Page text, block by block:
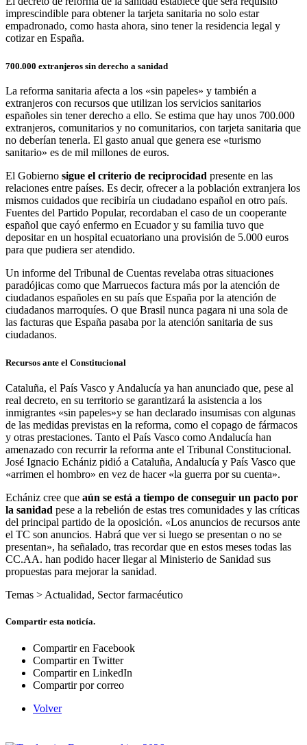
imprescindible para obtener la tarjeta sanitaria no solo estar
empadronado, como hasta ahora, sino tener la residencia legal y
cotizar en España.
700.000 extranjeros sin derecho a sanidad
La reforma sanitaria afecta a los «sin papeles» y también a
extranjeros con recursos que utilizan los servicios sanitarios
españoles sin tener derecho a ello. Se estima que hay unos 700.000
extranjeros, comunitarios y no comunitarios, con tarjeta sanitaria que
no deberían tenerla. El gasto anual que genera ese «turismo
sanitario» es de mil millones de euros.
El Gobierno sigue el criterio de reciprocidad presente en las
relaciones entre países. Es decir, ofrecer a la población extranjera los
mismos cuidados que recibiría un ciudadano español en otro país.
Fuentes del Partido Popular, recordaban el caso de un cooperante
español que cayó enfermo en Ecuador y su familia tuvo que
depositar en un hospital ecuatoriano una provisión de 5.000 euros
para que pudiera ser atendido.
Un informe del Tribunal de Cuentas revelaba otras situaciones
paradójicas como que Marruecos factura más por la atención de
ciudadanos españoles en su país que España por la atención de
ciudadanos marroquíes. O que Brasil nunca pagara ni una sola de
las facturas que España pasaba por la atención sanitaria de sus
ciudadanos.
Recursos ante el Constitucional
Cataluña, el País Vasco y Andalucía ya han anunciado que, pese al
real decreto, en su territorio se garantizará la asistencia a los
inmigrantes «sin papeles»y se han declarado insumisas con algunas
de las medidas previstas en la reforma, como el copago de fármacos
y otras prestaciones. Tanto el País Vasco como Andalucía han
amenazado con recurrir la reforma ante el Tribunal Constitucional.
José Ignacio Echániz pidió a Cataluña, Andalucía y País Vasco que
«arrimen el hombro» en vez de hacer «la guerra por su cuenta».
Echániz cree que aún se está a tiempo de conseguir un pacto por
la sanidad pese a la rebelión de estas tres comunidades y las críticas
del principal partido de la oposición. «Los anuncios de recursos ante
el TC son anuncios. Habrá que ver si luego se presentan o no se
presentan», ha señalado, tras recordar que en estos meses todas las
CC.AA. han podido hacer llegar al Ministerio de Sanidad sus
propuestas para mejorar la sanidad.
Temas > Actualidad, Sector farmacéutico
Compartir esta noticía.
Compartir en Facebook
Compartir en Twitter
Compartir en LinkedIn
Compartir por correo
Volver